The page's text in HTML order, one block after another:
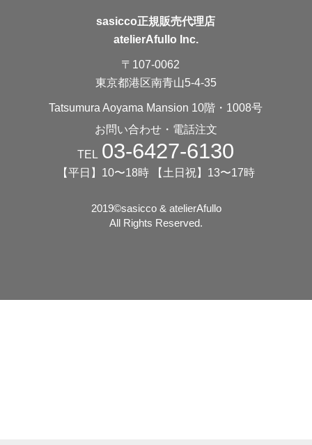
sasicco正規販売代理店
atelierAfullo Inc.
〒107-0062
東京都港区南青山5-4-35
Tatsumura Aoyama Mansion 10階・1008号
お問い合わせ・電話注文
TEL 03-6427-6130
【平日】10〜18時 【土日祝】13〜17時
2019©️sasicco & atelierAfullo
All Rights Reserved.